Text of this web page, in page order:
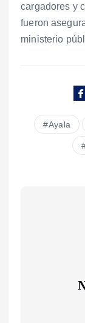
cargadores y
fueron
ministerio
Ayala